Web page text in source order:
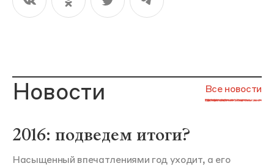
Новости Все новости
2016: подведем итоги?
Насыщенный впечатлениями год уходит, а его